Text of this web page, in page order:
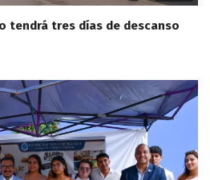
tendrá tres días de descanso